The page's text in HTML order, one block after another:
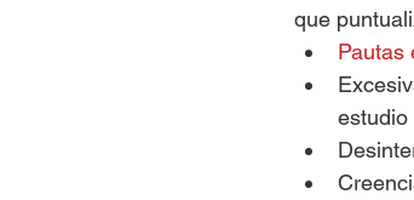
que
Pautas
estudio